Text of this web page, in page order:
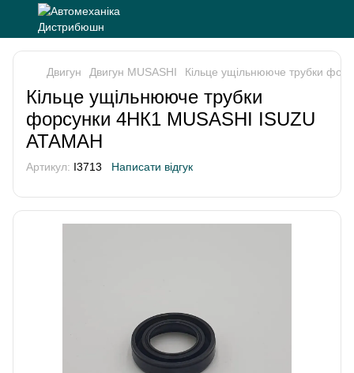
Двигун Двигун MUSASHI Кільце ущільнююче трубки
Кільце ущільнююче трубки
форсунки 4НК1 MUSASHI ISUZU
АТАМАН
Артикул: I3713 Написати відгук